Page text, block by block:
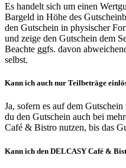
Es handelt sich um einen
Bargeld in Höhe des
den Gutschein in physischer
und zeige den Gutschein dem
Beachte ggfs. davon
selbst.
Kann ich auch nur Teilbeträge
Ja, sofern es auf dem
du den Gutschein auch bei
Café & Bistro nutzen, bis das
Kann ich den DELCASY Café &